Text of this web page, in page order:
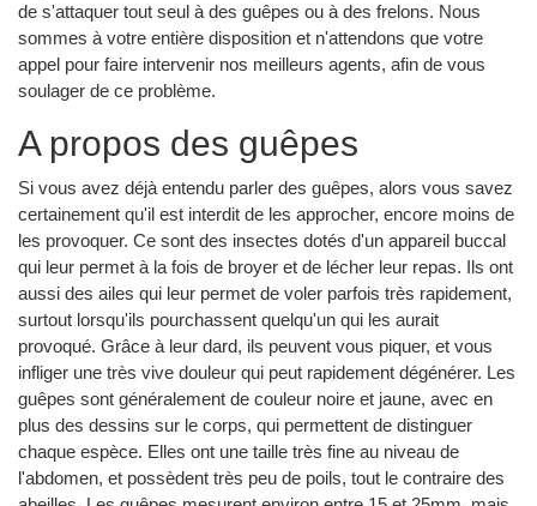
de s'attaquer tout seul à des guêpes ou à des frelons. Nous
sommes à votre entière disposition et n'attendons que votre
appel pour faire intervenir nos meilleurs agents, afin de vous
soulager de ce problème.
A propos des guêpes
Si vous avez déjà entendu parler des guêpes, alors vous savez
certainement qu'il est interdit de les approcher, encore moins de
les provoquer. Ce sont des insectes dotés d'un appareil buccal
qui leur permet à la fois de broyer et de lécher leur repas. Ils ont
aussi des ailes qui leur permet de voler parfois très rapidement,
surtout lorsqu'ils pourchassent quelqu'un qui les aurait
provoqué. Grâce à leur dard, ils peuvent vous piquer, et vous
infliger une très vive douleur qui peut rapidement dégénérer. Les
guêpes sont généralement de couleur noire et jaune, avec en
plus des dessins sur le corps, qui permettent de distinguer
chaque espèce. Elles ont une taille très fine au niveau de
l'abdomen, et possèdent très peu de poils, tout le contraire des